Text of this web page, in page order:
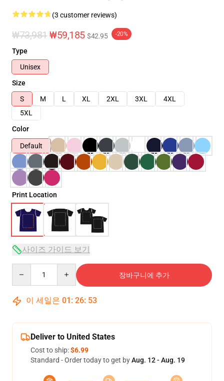
(3 customer reviews)
₩73,981 ₩59,185 $42.95 -20%
Type
Unisex
Size
S
M L XL 2XL 3XL
4XL
5XL
Color
Default
Print Location
사이즈 가이드 보기
장바구니에 추가
이 세일은 01 : 26: 53
Deliver to United States
Cost to ship:$6.99
Standard - Order today to get byAug. 12 - Aug. 19